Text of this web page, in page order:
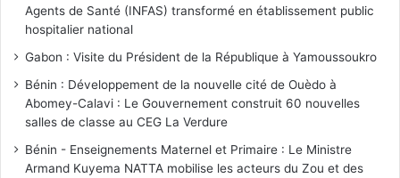
Agents de Santé (INFAS) transformé en établissement public
hospitalier national
Gabon : Visite du Président de la République à Yamoussoukro
Bénin : Développement de la nouvelle cité de Ouèdo à
Abomey-Calavi : Le Gouvernement construit 60 nouvelles
salles de classe au CEG La Verdure
Bénin - Enseignements Maternel et Primaire : Le Ministre
Armand Kuyema NATTA mobilise les acteurs du Zou et des